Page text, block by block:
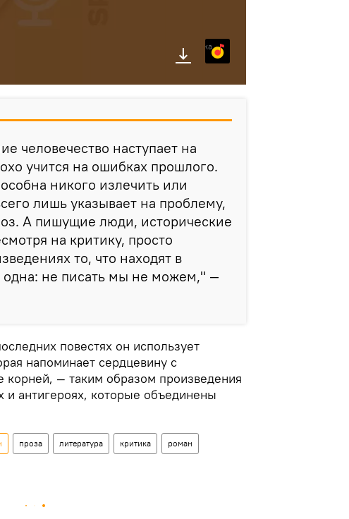
Яндекс.Музыка
человечество наступает на
учится на ошибках прошлого.
никого излечить или
лишь указывает на проблему,
А пишущие люди, исторические
на критику, просто
то, что находят в
одна: не писать мы не можем," —
повестях он использует
напоминает сердцевину с
— таким образом произведения
и антигероях, которые объединены
проза литература критика роман